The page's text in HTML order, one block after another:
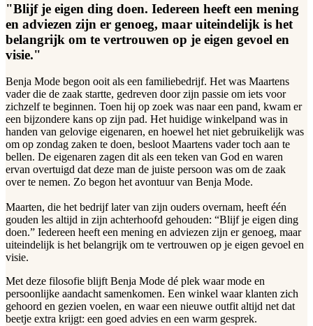
"Blijf je eigen ding doen. Iedereen heeft een mening
en adviezen zijn er genoeg, maar uiteindelijk is het
belangrijk om te vertrouwen op je eigen gevoel en
visie."
Benja Mode begon ooit als een familiebedrijf. Het was Maartens
vader die de zaak startte, gedreven door zijn passie om iets voor
zichzelf te beginnen. Toen hij op zoek was naar een pand, kwam er
een bijzondere kans op zijn pad. Het huidige winkelpand was in
handen van gelovige eigenaren, en hoewel het niet gebruikelijk was
om op zondag zaken te doen, besloot Maartens vader toch aan te
bellen. De eigenaren zagen dit als een teken van God en waren
ervan overtuigd dat deze man de juiste persoon was om de zaak
over te nemen. Zo begon het avontuur van Benja Mode.
Maarten, die het bedrijf later van zijn ouders overnam, heeft één
gouden les altijd in zijn achterhoofd gehouden: “Blijf je eigen ding
doen.” Iedereen heeft een mening en adviezen zijn er genoeg, maar
uiteindelijk is het belangrijk om te vertrouwen op je eigen gevoel en
visie.
Met deze filosofie blijft Benja Mode dé plek waar mode en
persoonlijke aandacht samenkomen. Een winkel waar klanten zich
gehoord en gezien voelen, en waar een nieuwe outfit altijd net dat
beetje extra krijgt: een goed advies en een warm gesprek.